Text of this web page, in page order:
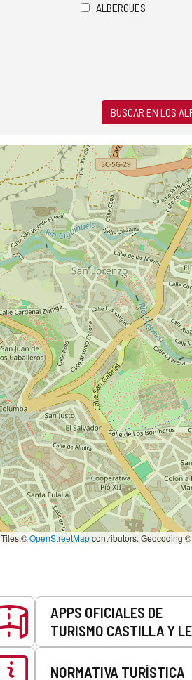
ALBERGUES
BUSCAR EN LOS
Tiles ©OpenStreetMapcontributors. Geocoding ©
APPS OFICIALES DE
TURISMO CASTILLA Y
NORMATIVA TURÍSTICA